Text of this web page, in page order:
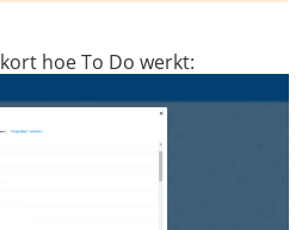
hoe To Do werkt: